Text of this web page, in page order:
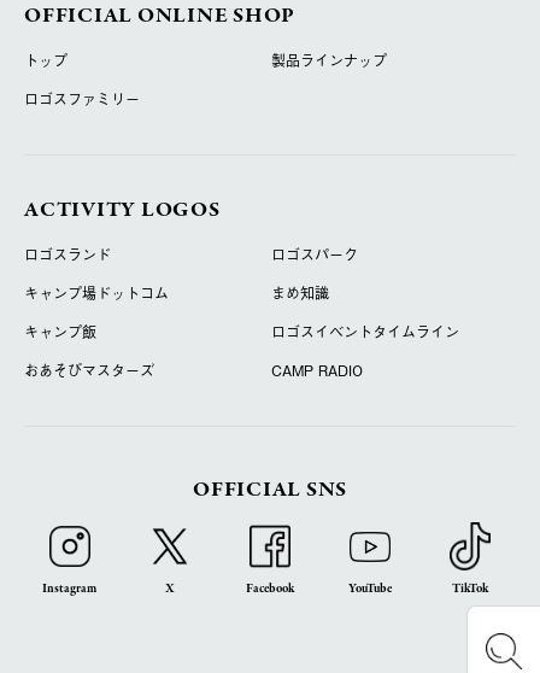
OFFICIAL ONLINE SHOP
トップ
製品ラインナップ
ロゴスファミリー
ACTIVITY LOGOS
ロゴスランド
ロゴスパーク
キャンプ場ドットコム
まめ知識
キャンプ飯
ロゴスイベントタイムライン
おあそびマスターズ
CAMP RADIO
OFFICIAL SNS
Instagram X Facebook YouTube TikTok